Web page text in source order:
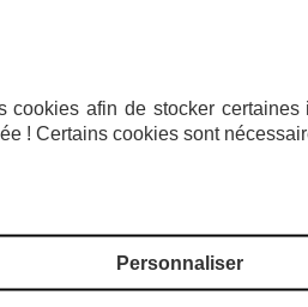
- MONO - IE2 - 17,2 M3/H
cookies afin de stocker
! Certains cookies sont
Personnaliser